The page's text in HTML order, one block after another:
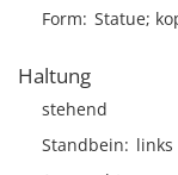
Form Statue;
Haltung
stehend
Standbein
links